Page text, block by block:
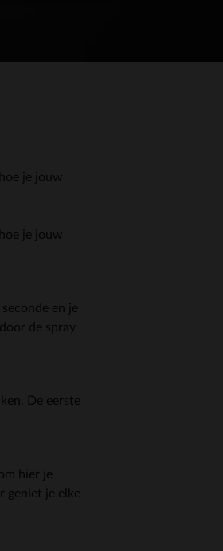
je jouw
je jouw
en je
de spray
De eerste
hier je
geniet je elke